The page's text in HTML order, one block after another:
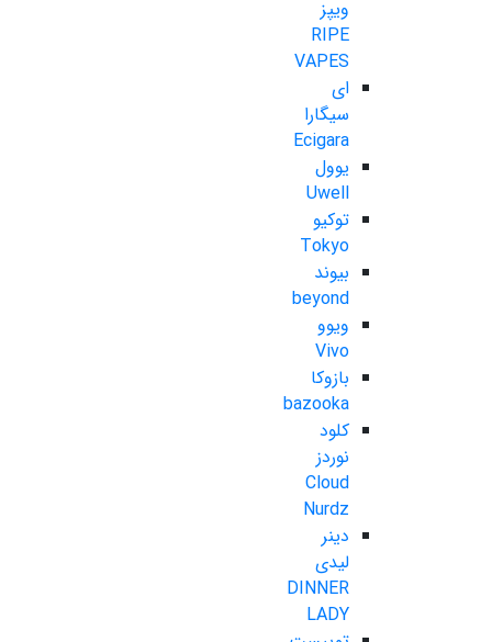
ویپز
RIPE
VAPES
ای
سیگارا
Ecigara
یوول
Uwell
توکیو
Tokyo
بیوند
beyond
ویوو
Vivo
بازوکا
bazooka
کلود
نوردز
Cloud
Nurdz
دینر
لیدی
DINNER
LADY